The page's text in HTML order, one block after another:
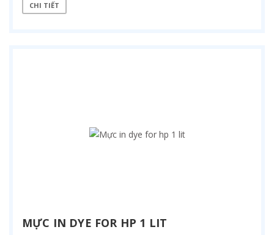
CHI TIẾT
MỰC IN DYE FOR HP 1 LIT